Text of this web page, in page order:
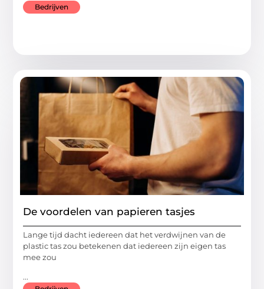
Bedrijven
De voordelen van papieren tasjes
Lange tijd dacht iedereen dat het verdwijnen van de
plastic tas zou betekenen dat iedereen zijn eigen tas
mee zou
...